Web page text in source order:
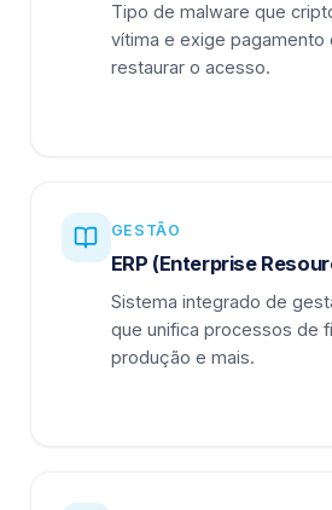
Tipo de malware que
vítima e exige pagamento
restaurar o acesso.
GESTÃO
ERP (Enterprise
Sistema integrado de
que unifica processos de
produção e mais.